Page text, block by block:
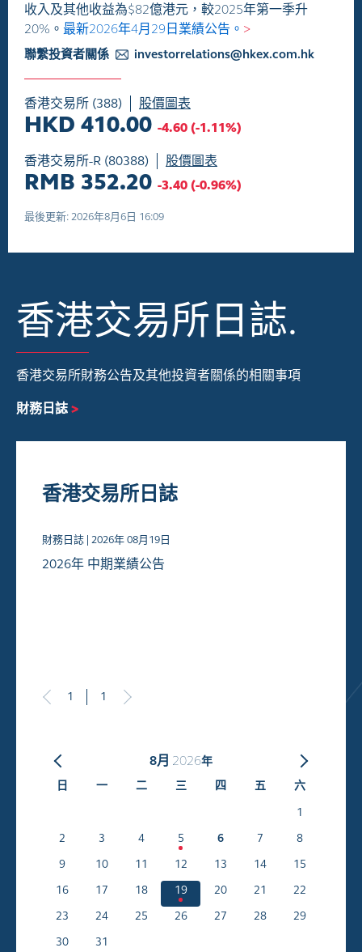
收入及其他收益為$82億港元，較2025年第一季升
20%。 最新2026年4月29日業績公告。 >
聯繫投資者關係 investorrelations@hkex.com.hk
香港交易所 (388) 股價圖表
HKD 410.00 -4.60 (-1.11%)
香港交易所-R (80388) 股價圖表
RMB 352.20 -3.40 (-0.96%)
最後更新: 2026年8月6日 16:09
香港交易所日誌.
香港交易所財務公告及其他投資者關係的相關事項
財務日誌 >
香港交易所日誌
財務日誌 | 2026年08月19日
2026年 中期業績公告
1 1
8月 2026年
日
一 二 三 四 五
六
1
2
3 4 5 6 7
8
9
10 11 12 13 14
15
16
17 18 19 20 21
22
23
24 25 26 27 28
29
30
31